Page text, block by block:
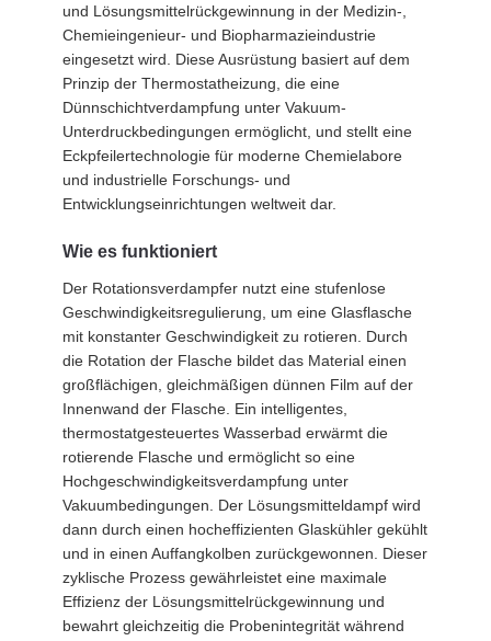
und Lösungsmittelrückgewinnung in der Medizin-,
Chemieingenieur- und Biopharmazieindustrie
eingesetzt wird. Diese Ausrüstung basiert auf dem
Prinzip der Thermostatheizung, die eine
Dünnschichtverdampfung unter Vakuum-
Unterdruckbedingungen ermöglicht, und stellt eine
Eckpfeilertechnologie für moderne Chemielabore
und industrielle Forschungs- und
Entwicklungseinrichtungen weltweit dar.
Wie es funktioniert
Der Rotationsverdampfer nutzt eine stufenlose
Geschwindigkeitsregulierung, um eine Glasflasche
mit konstanter Geschwindigkeit zu rotieren. Durch
die Rotation der Flasche bildet das Material einen
großflächigen, gleichmäßigen dünnen Film auf der
Innenwand der Flasche. Ein intelligentes,
thermostatgesteuertes Wasserbad erwärmt die
rotierende Flasche und ermöglicht so eine
Hochgeschwindigkeitsverdampfung unter
Vakuumbedingungen. Der Lösungsmitteldampf wird
dann durch einen hocheffizienten Glaskühler gekühlt
und in einen Auffangkolben zurückgewonnen. Dieser
zyklische Prozess gewährleistet eine maximale
Effizienz der Lösungsmittelrückgewinnung und
bewahrt gleichzeitig die Probenintegrität während